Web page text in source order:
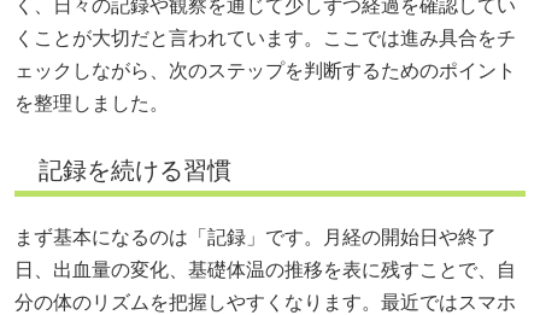
く、日々の記録や観察を通じて少しずつ経過を確認してい
くことが大切だと言われています。ここでは進み具合をチ
ェックしながら、次のステップを判断するためのポイント
を整理しました。
記録を続ける習慣
まず基本になるのは「記録」です。月経の開始日や終了
日、出血量の変化、基礎体温の推移を表に残すことで、自
分の体のリズムを把握しやすくなります。最近ではスマホ